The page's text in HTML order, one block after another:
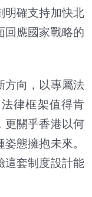
明確支持加快北
回應國家戰略的
向，以專屬法
律框架值得肯
更關乎香港以何
態擁抱未來。
這套制度設計能